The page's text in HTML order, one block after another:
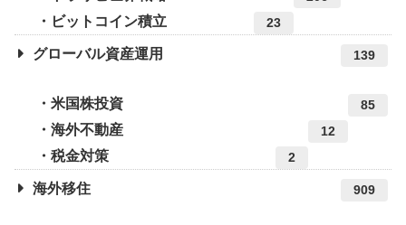
ビットコイン積立 23
グローバル資産運用 139
米国株投資 85
海外不動産 12
税金対策 2
海外移住 909